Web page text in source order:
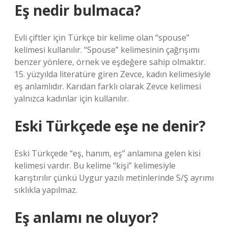
Eş nedir bulmaca?
Evli çiftler için Türkçe bir kelime olan “spouse”
kelimesi kullanılır. “Spouse” kelimesinin çağrışımı
benzer yönlere, örnek ve eşdeğere sahip olmaktır.
15. yüzyılda literatüre giren Zevce, kadın kelimesiyle
eş anlamlıdır. Karıdan farklı olarak Zevce kelimesi
yalnızca kadınlar için kullanılır.
Eski Türkçede eşe ne denir?
Eski Türkçede “eş, hanım, eş” anlamına gelen kisi
kelimesi vardır. Bu kelime “kişi” kelimesiyle
karıştırılır çünkü Uygur yazılı metinlerinde S/Ş ayrımı
sıklıkla yapılmaz.
Eş anlamı ne oluyor?